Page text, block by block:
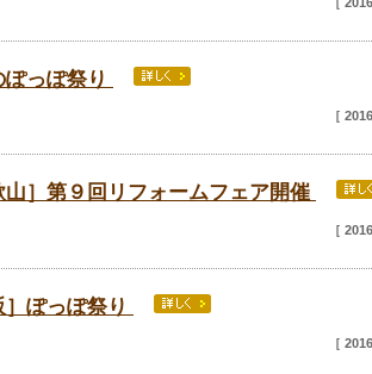
ぽっぽ祭り
［
山］第９回リフォームフェア開催
［
］ぽっぽ祭り
［